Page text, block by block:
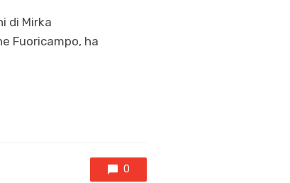
di Mirka
Fuoricampo, ha
0